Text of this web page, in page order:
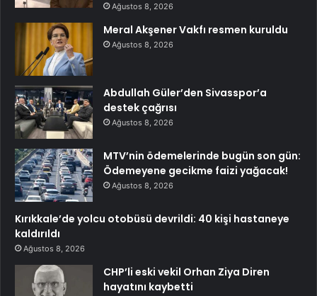
Ağustos 8, 2026
Meral Akşener Vakfı resmen kuruldu
Ağustos 8, 2026
Abdullah Güler’den Sivasspor’a
destek çağrısı
Ağustos 8, 2026
MTV’nin ödemelerinde bugün son gün:
Ödemeyene gecikme faizi yağacak!
Ağustos 8, 2026
Kırıkkale’de yolcu otobüsü devrildi: 40 kişi hastaneye
kaldırıldı
Ağustos 8, 2026
CHP’li eski vekil Orhan Ziya Diren
hayatını kaybetti